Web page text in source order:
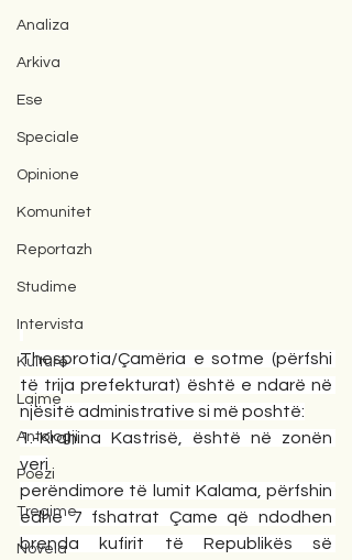
Analiza
Arkiva
Ese
Speciale
Opinione
Komunitet
Reportazh
Studime
Intervista
Kulturë
Lajme
Antologji
Poezi
Tregime
Novela
Thesprotia/Çamëria e sotme (përfshi
të trija prefekturat) është e ndarë në
njësitë administrative si më poshtë:
1.-Krahina Kastrisë, është në zonën
veri
perëndimore të lumit Kalama, përfshin
edhe 7 fshatrat Çame që ndodhen
brenda kufirit të Republikës së